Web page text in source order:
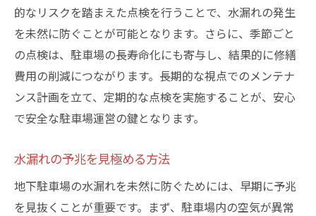
持続可能な水管理システムの導入
安全運営の鍵を握る！地下駐車場での漏水点検
の重要性
定期点検がもたらす安心感
漏水が引き起こすリスクの管理法
住民とのコミュニケーションの取り方
法律や規制に基づく点検必要性
漏水保険の適用範囲と活用
的なリスクを踏まえた点検を行うことで、水漏れの発生
を未然に防ぐことが可能となります。さらに、季節ごと
の点検は、駐車場の長寿命化にも寄与し、結果的に修繕
費用の削減につながります。長期的な視点でのメンテナ
ンス計画を立て、定期的な点検を実施することが、安心
で安全な駐車場運営の鍵となります。
水漏れの予兆を見極める方法
地下駐車場の水漏れを未然に防ぐためには、早期に予兆
を見抜くことが重要です。まず、駐車場内の空気が異常